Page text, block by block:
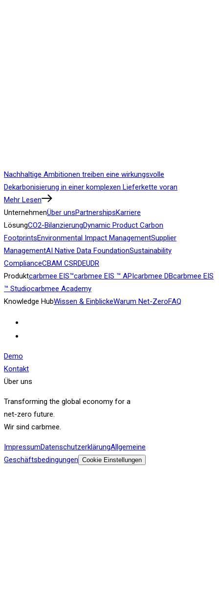
Nachhaltige Ambitionen treiben eine wirkungsvolle
Dekarbonisierung in einer komplexen Lieferkette voran
Mehr Lesen
UnternehmenÜber unsPartnershipsKarriere
LösungCO2-BilanzierungDynamic Product Carbon
FootprintsEnvironmental Impact ManagementSupplier
ManagementAI Native Data FoundationSustainability
ComplianceCBAM CSRDEUDR
Produktcarbmee EIS™carbmee EIS ™ APIcarbmee DBcarbmee EIS
™ Studiocarbmee Academy
Knowledge HubWissen & EinblickeWarum Net-ZeroFAQ
Demo
Kontakt
Über uns
Transforming the global economy for a
net-zero future.
Wir sind carbmee.
ImpressumDatenschutzerklärungAllgemeine
Geschäftsbedingungen Cookie Einstellungen